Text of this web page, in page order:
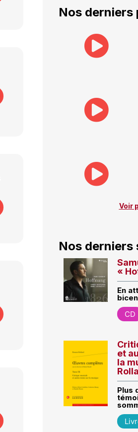
Nos derniers
Voir
Nos derniers
«
En
CD
et
la
Plus